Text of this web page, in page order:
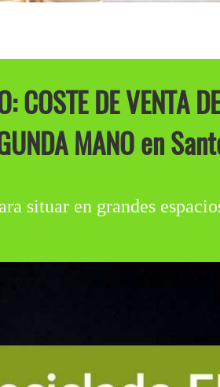
COSTE DE VENTA
MANO en
situar en grandes